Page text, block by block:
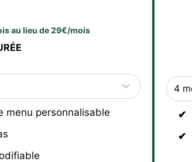
au lieu de 29€/mois
menu personnalisable